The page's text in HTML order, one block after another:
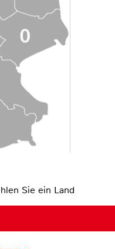
Sie ein Land